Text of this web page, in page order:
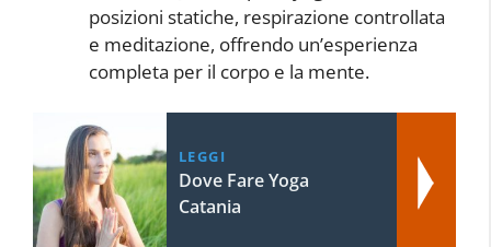
posizioni statiche, respirazione controllata
e meditazione, offrendo un’esperienza
completa per il corpo e la mente.
LEGGI
Dove Fare Yoga
Catania